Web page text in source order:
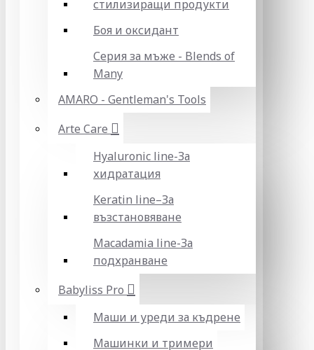
стилизиращи продукти
Боя и оксидант
Серия за мъже - Blends of
Many
AMARO - Gentleman's Tools
Arte Care
Hyaluronic line-За
хидратация
Keratin line–За
възстановяване
Macadamia line-За
подхранване
Babyliss Pro
Маши и уреди за къдрене
Машинки и тримери